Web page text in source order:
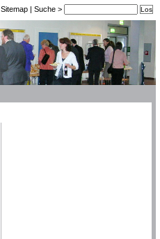
Sitemap |Suche>